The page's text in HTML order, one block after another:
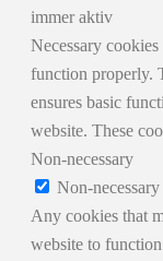
immer aktiv
Necessary
function properly.
ensures basic
website. These
Non-necessary
Non-necessary
Any cookies that
website to